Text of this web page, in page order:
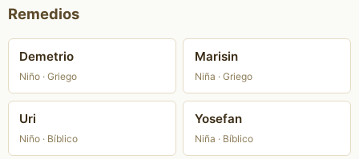
Remedios
Demetrio
Niño · Griego
Marisin
Niña · Griego
Uri
Niño · Bíblico
Yosefan
Niña · Bíblico